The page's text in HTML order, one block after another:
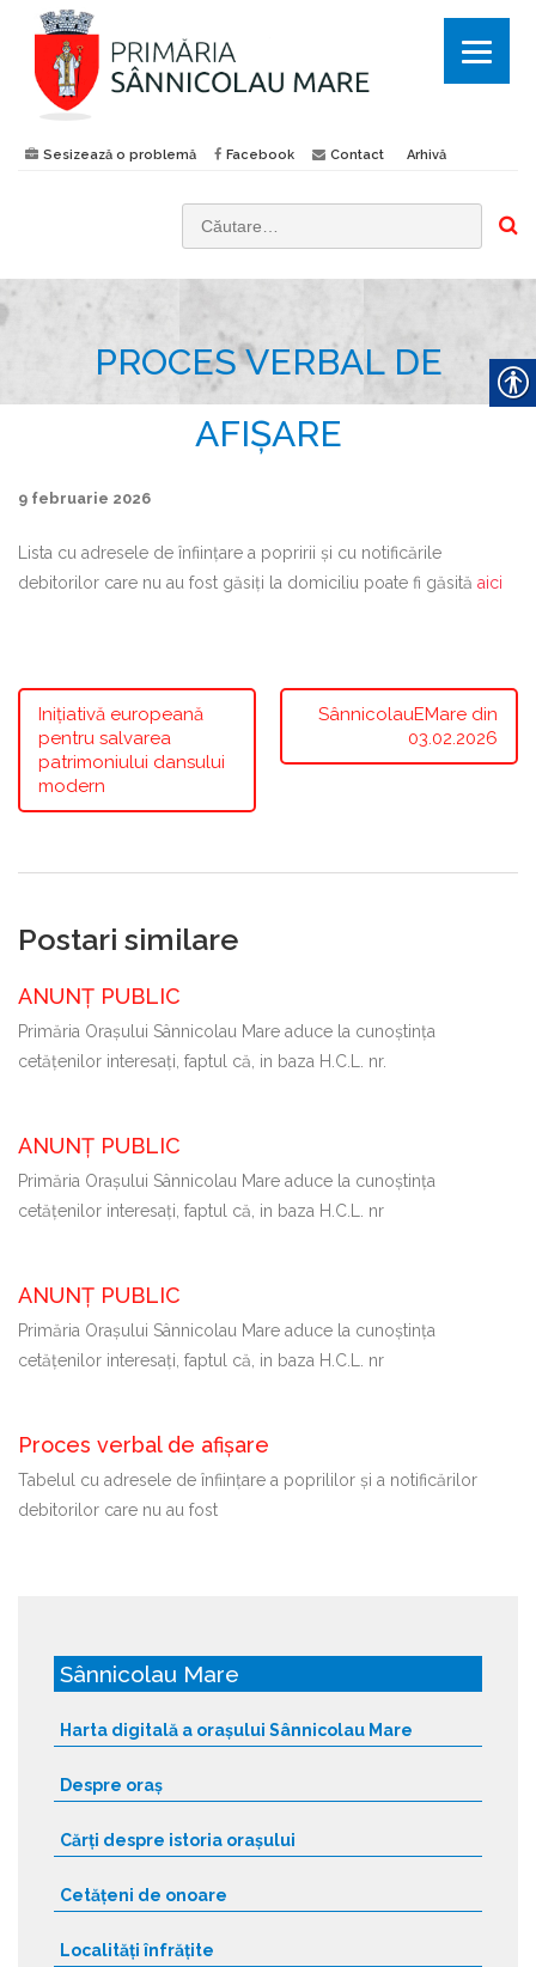
Sesizează o problemă Facebook Contact Arhivă
:
PROCES VERBAL DE
AFIȘARE
9 februarie 2026
Lista cu adresele de înființare a popririi și cu notificările
debitorilor care nu au fost găsiți la domiciliu poate fi găsită aici
Inițiativă europeană
pentru salvarea
patrimoniului dansului
modern
SânnicolauEMare din
03.02.2026
Postari similare
ANUNȚ PUBLIC
Primăria Oraşului Sânnicolau Mare aduce la cunoştinţa
cetăţenilor interesaţi, faptul că, in baza H.C.L. nr.
ANUNȚ PUBLIC
Primăria Oraşului Sânnicolau Mare aduce la cunoştinţa
cetăţenilor interesaţi, faptul că, in baza H.C.L. nr
ANUNȚ PUBLIC
Primăria Oraşului Sânnicolau Mare aduce la cunoştinţa
cetăţenilor interesaţi, faptul că, in baza H.C.L. nr
Proces verbal de afișare
Tabelul cu adresele de înființare a poprililor și a notificărilor
debitorilor care nu au fost
Sânnicolau Mare
Harta digitală a orașului Sânnicolau Mare
Despre oraș
Cărți despre istoria orașului
Cetățeni de onoare
Localități înfrățite